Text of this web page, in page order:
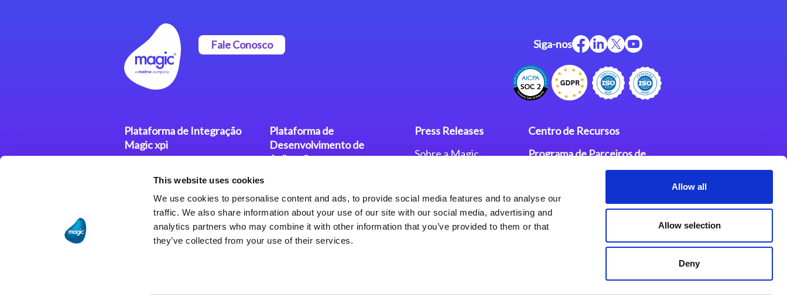
This website uses cookies
We use cookies to personalise content and ads, to provide social media features and to analyse our
traffic. We also share information about your use of our site with our social media, advertising and
analytics partners who may combine it with other information that you’ve provided to them or that
they’ve collected from your use of their services.
Allow all
Allow selection
Deny
Fale Conosco Siga-nos
Plataforma de Integração
Magic xpi
Plataforma de
Desenvolvimento de
Aplicações
xpa
Framework de Aplicações
Web do Magic xpa
Press Releases
Sobre a Magic
Política de Privacidade
Política de Privacidade
Centro de Recursos
Programa de Parceiros de
Integração Magic